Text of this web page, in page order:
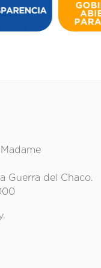
Guerra del Chaco.